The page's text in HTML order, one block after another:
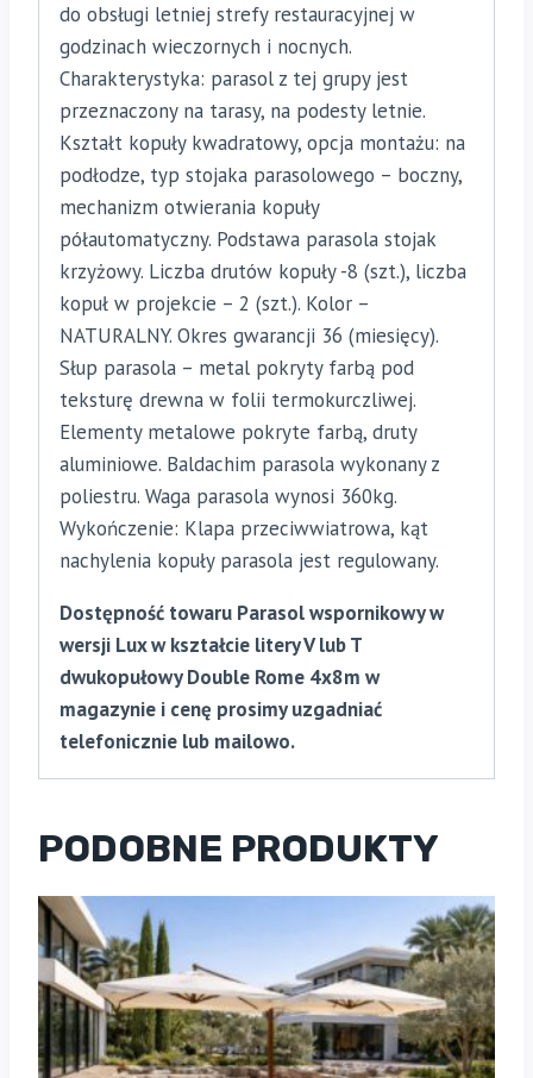
do obsługi letniej strefy restauracyjnej w
godzinach wieczornych i nocnych.
Charakterystyka: parasol z tej grupy jest
przeznaczony na tarasy, na podesty letnie.
Kształt kopuły kwadratowy, opcja montażu: na
podłodze, typ stojaka parasolowego – boczny,
mechanizm otwierania kopuły
półautomatyczny. Podstawa parasola stojak
krzyżowy. Liczba drutów kopuły -8 (szt.), liczba
kopuł w projekcie – 2 (szt.). Kolor –
NATURALNY. Okres gwarancji 36 (miesięcy).
Słup parasola – metal pokryty farbą pod
teksturę drewna w folii termokurczliwej.
Elementy metalowe pokryte farbą, druty
aluminiowe. Baldachim parasola wykonany z
poliestru. Waga parasola wynosi 360kg.
Wykończenie: Klapa przeciwwiatrowa, kąt
nachylenia kopuły parasola jest regulowany.
Dostępność towaru Parasol wspornikowy w
wersji Lux w kształcie litery V lub T
dwukopułowy Double Rome 4x8m w
magazynie i cenę prosimy uzgadniać
telefonicznie lub mailowo.
PODOBNE PRODUKTY